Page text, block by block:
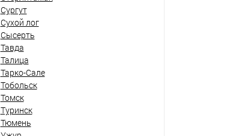
Сургут
Сухой лог
Сысерть
Тавда
Талица
Тарко-Сале
Тобольск
Томск
Туринск
Тюмень